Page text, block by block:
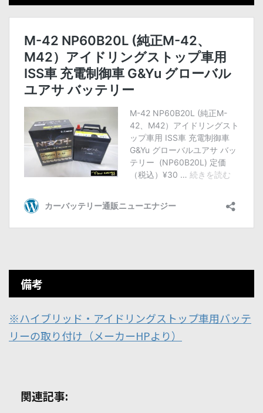
備考
※ハイブリッド・アイドリングストップ車用バッテ
リーの取り付け（メーカーHPより）
関連記事: